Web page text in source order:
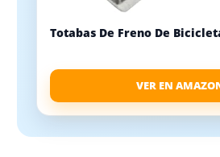
Totabas De Freno De
VER EN